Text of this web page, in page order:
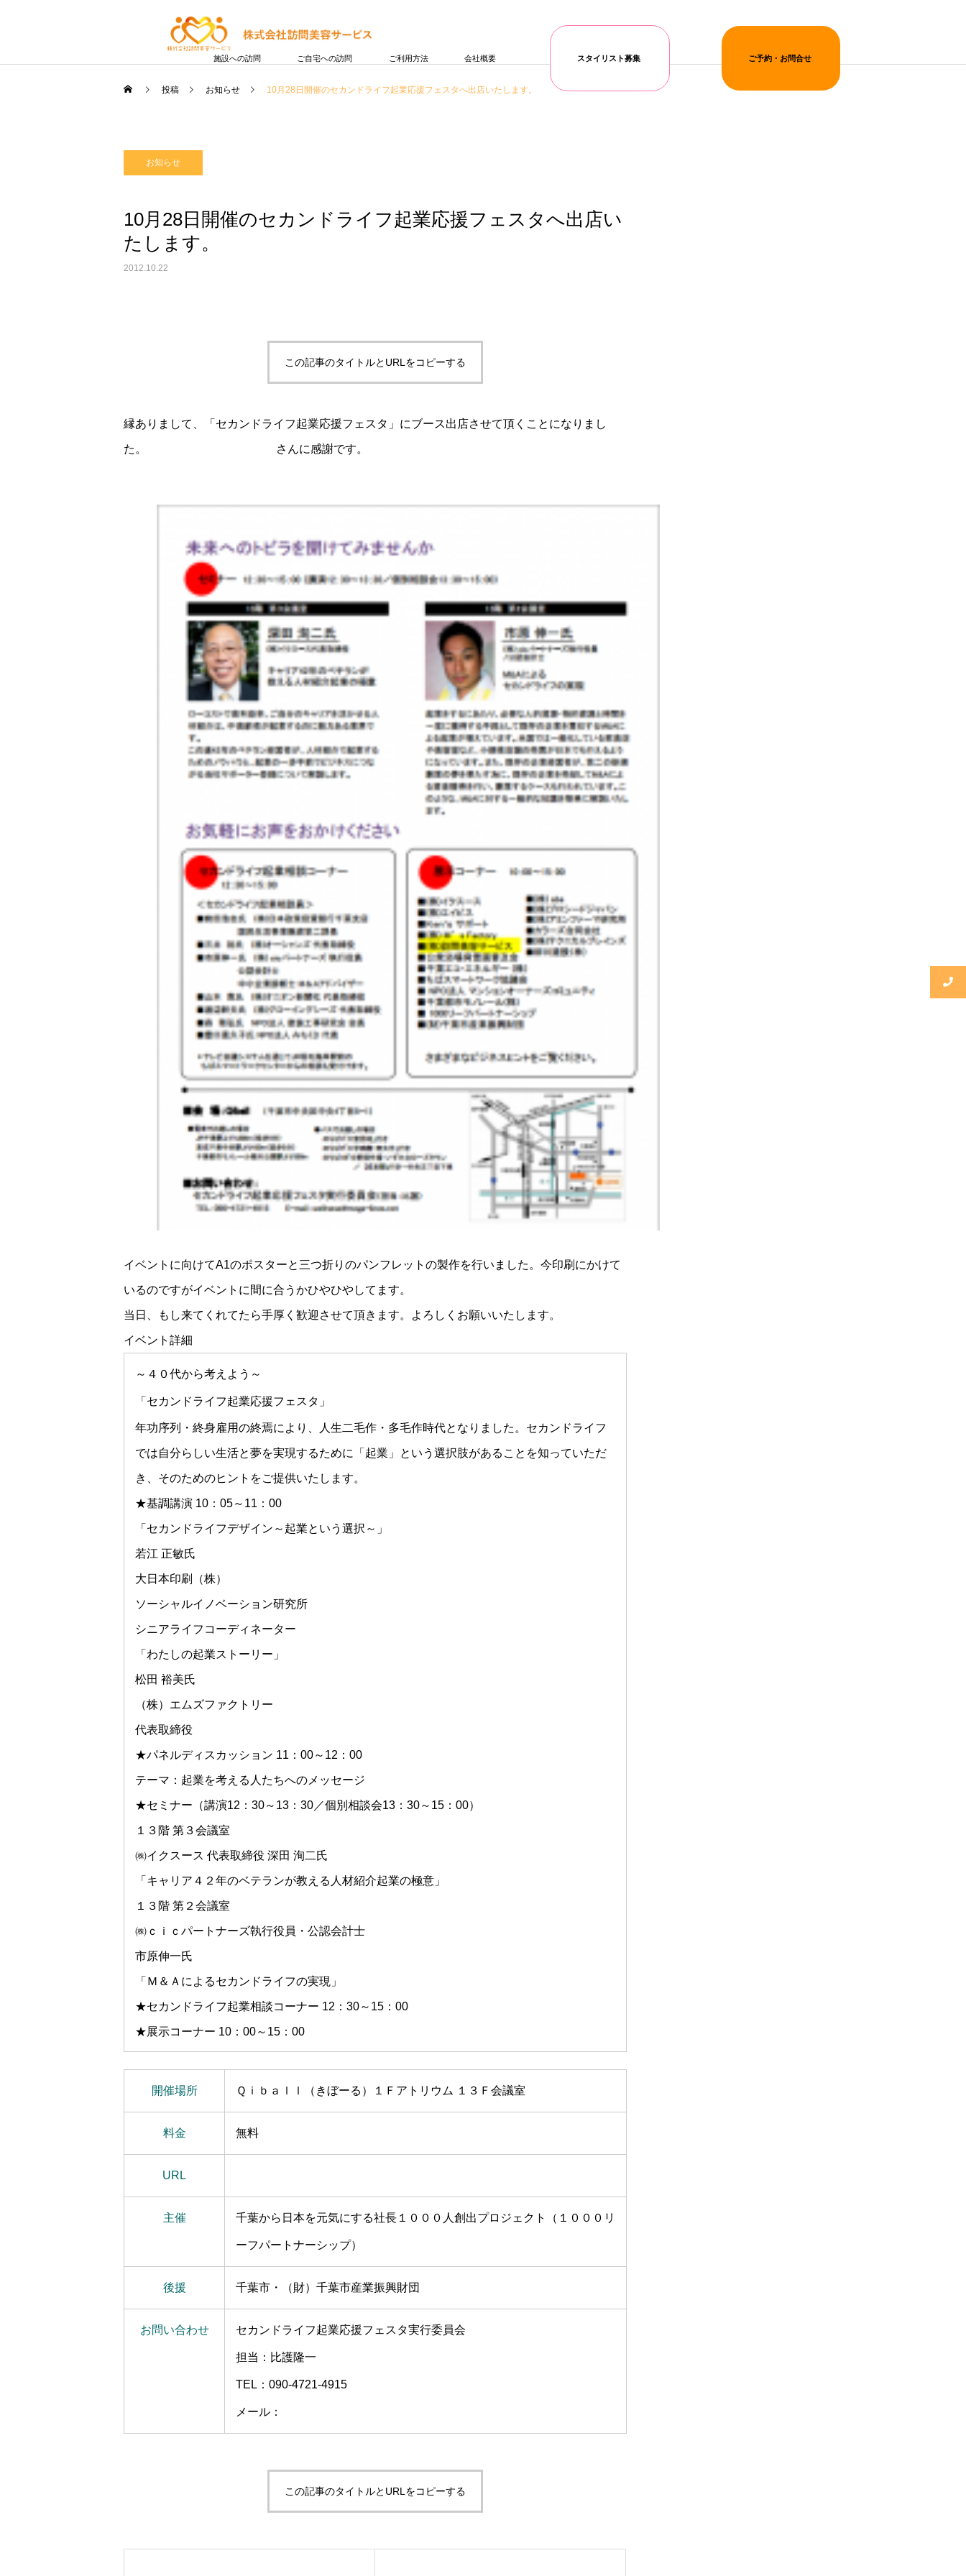
施設への訪問 ご自宅への訪問 ご利用方法 会社概要 スタイリスト募集 ご予約・お問合せ
投稿 お知らせ 10月28日開催のセカンドライフ起業応援フェスタへ出店いたします。
お知らせ
10月28日開催のセカンドライフ起業応援フェスタへ出店い
たします。
2012.10.22
この記事のタイトルとURLをコピーする
縁ありまして、「セカンドライフ起業応援フェスタ」にブース出店させて頂くことになりまし
た。 さんに感謝です。
イベントに向けてA1のポスターと三つ折りのパンフレットの製作を行いました。今印刷にかけて
いるのですがイベントに間に合うかひやひやしてます。
当日、もし来てくれてたら手厚く歓迎させて頂きます。よろしくお願いいたします。
イベント詳細
～４０代から考えよう～
「セカンドライフ起業応援フェスタ」
年功序列・終身雇用の終焉により、人生二毛作・多毛作時代となりました。セカンドライフ
では自分らしい生活と夢を実現するために「起業」という選択肢があることを知っていただ
き、そのためのヒントをご提供いたします。
★基調講演 10：05～11：00
「セカンドライフデザイン～起業という選択～」
若江 正敏氏
大日本印刷（株）
ソーシャルイノベーション研究所
シニアライフコーディネーター
「わたしの起業ストーリー」
松田 裕美氏
（株）エムズファクトリー
代表取締役
★パネルディスカッション 11：00～12：00
テーマ：起業を考える人たちへのメッセージ
★セミナー（講演12：30～13：30／個別相談会13：30～15：00）
１３階 第３会議室
㈱イクスース 代表取締役 深田 洵二氏
「キャリア４２年のベテランが教える人材紹介起業の極意」
１３階 第２会議室
㈱ｃｉｃパートナーズ執行役員・公認会計士
市原伸一氏
「Ｍ＆Ａによるセカンドライフの実現」
★セカンドライフ起業相談コーナー 12：30～15：00
★展示コーナー 10：00～15：00
開催場所 Ｑｉｂａｌｌ（きぼーる）１Ｆアトリウム １３Ｆ会議室
料金 無料
URL
主催 千葉から日本を元気にする社長１０００人創出プロジェクト（１０００リ
ーフパートナーシップ）
後援 千葉市・（財）千葉市産業振興財団
お問い合わせ セカンドライフ起業応援フェスタ実行委員会
担当：比護隆一
TEL：090-4721-4915
メール：
この記事のタイトルとURLをコピーする